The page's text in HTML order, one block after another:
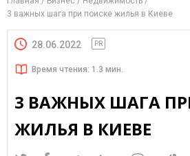
3 важных шага при поиске жилья в Киеве
28.06.2022 PR
Время чтения: 1.3 мин.
3 ВАЖНЫХ ШАГА
ЖИЛЬЯ В КИЕВЕ